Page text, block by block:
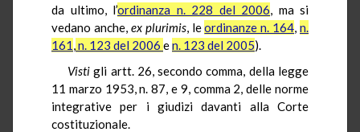
da ultimo, l’ordinanza n. 228 del 2006, ma si
vedano anche, ex plurimis, leordinanze n. 164, n.
161,n. 123 del 2006 en. 123 del 2005).
Vistigli artt. 26, secondo comma, della legge
11 marzo 1953, n. 87, e 9, comma 2, delle norme
integrative per i giudizi davanti alla Corte
costituzionale.